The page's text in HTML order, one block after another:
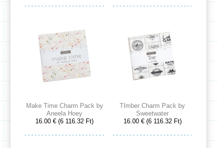
Make Time Charm Pack by
Aneela Hoey
16.00 € (6 116.32 Ft)
TImber Charm Pack by
Sweetwater
16.00 € (6 116.32 Ft)